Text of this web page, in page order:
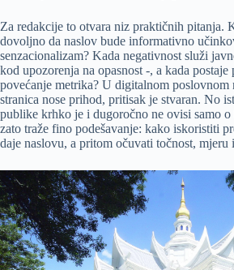
Za redakcije to otvara niz praktičnih pitanja.
dovoljno da naslov bude informativno
senzacionalizam? Kada negativnost služi
kod upozorenja na opasnost -, a kada postaje
povećanje metrika? U digitalnom
stranica nose prihod, pritisak je stvaran. No
publike krhko je i dugoročno ne ovisi samo
zato traže fino podešavanje: kako iskoristiti
daje naslovu, a pritom očuvati točnost, mjeru